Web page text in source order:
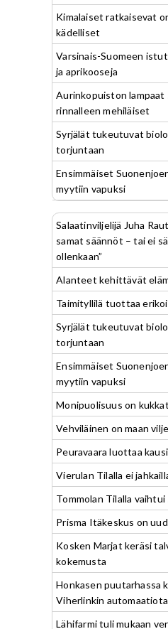
Kimalaiset ratkaisevat
kädelliset
Varsinais-Suomeen
ja aprikooseja
Aurinkopuiston lampaat
rinnalleen mehiläiset
Syrjälät tukeutuvat
torjuntaan
Ensimmäiset
myytiin vapuksi
Salaatinviljelijä Juha
samat säännöt – tai ei
ollenkaan”
Alanteet kehittävät
Taimityllilä tuottaa
Syrjälät tukeutuvat
torjuntaan
Ensimmäiset
myytiin vapuksi
Monipuolisuus on
Vehviläinen on maan
Peuravaara luottaa
Vierulan Tilalla ei
Tommolan Tilalla
Prisma Itäkeskus on
Kosken Marjat keräsi
kokemusta
Honkasen puutarhassa
Viherlinkin automaatiota
Lähifarmi tuli mukaan